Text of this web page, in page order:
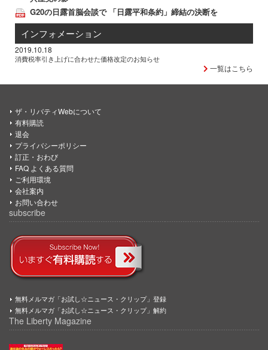
G20の日露首脳会談で 「日露平和条約」締結の決断を
インフォメーション
2019.10.18
消費税率引き上げに合わせた価格改定のお知らせ
一覧はこちら
ザ・リバティWebについて
有料購読
退会
プライバシーポリシー
訂正・おわび
FAQ よくある質問
ご利用環境
会社案内
お問い合わせ
subscribe
無料メルマガ「お試し☆ニュース・クリップ」登録
無料メルマガ「お試し☆ニュース・クリップ」解約
The Liberty Magazine